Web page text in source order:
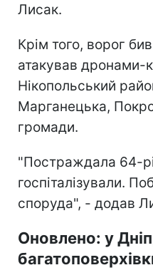
Лисак.
Крім того, ворог
атакував дронами-
Нікопольський
Марганецька,
громади.
"Постраждала 64-
госпіталізували.
споруда", - додав
Оновлено: у